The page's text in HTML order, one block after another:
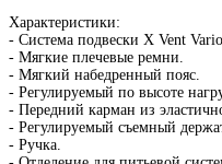
Характеристики:
- Система подвески X Vent
- Мягкие плечевые ремни.
- Мягкий набедренный пояс.
- Регулируемый по высоте
- Передний карман из
- Регулируемый съемный
- Ручка.